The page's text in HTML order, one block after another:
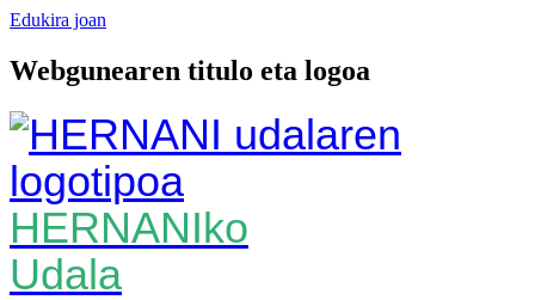
Edukira joan
Webgunearen titulo eta logoa
HERNANIko
Udala